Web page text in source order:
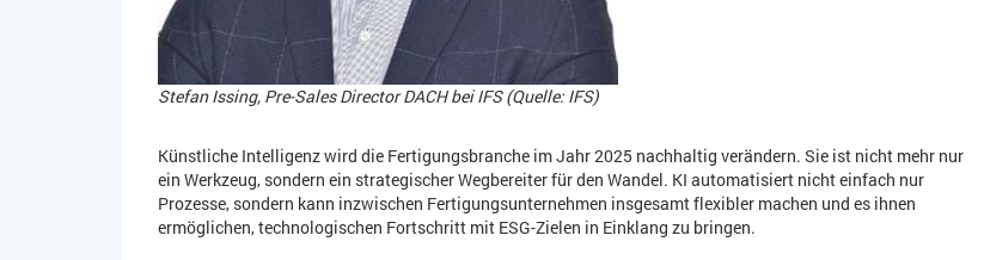
Stefan Issing, Pre-Sales Director DACH bei IFS (Quelle: IFS) ​
Künstliche Intelligenz wird die Fertigungsbranche im Jahr 2025 nachhaltig verändern. Sie ist nicht mehr nur
ein Werkzeug, sondern ein strategischer Wegbereiter für den Wandel. KI automatisiert nicht einfach nur
Prozesse, sondern kann inzwischen Fertigungsunternehmen insgesamt flexibler machen und es ihnen
ermöglichen, technologischen Fortschritt mit ESG-Zielen in Einklang zu bringen.